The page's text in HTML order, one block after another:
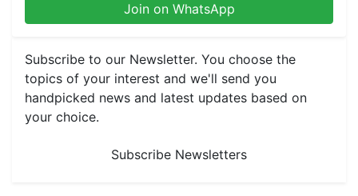
Join on WhatsApp
Subscribe to our Newsletter. You choose the
topics of your interest and we'll send you
handpicked news and latest updates based on
your choice.
Subscribe Newsletters